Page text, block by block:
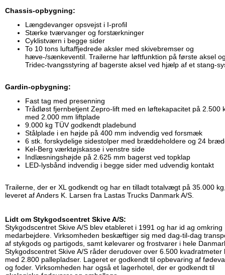
Chassis-opbygning:
Længdevanger opsvejst i I-profil
Stærke tværvanger og forstærkninger
Cyklistværn i begge sider
To 10 tons luftaffjedrede aksler med skivebremser og
hæve-/sænkeventil. Trailerne har løftfunktion på første aksel
Tridec-tvangsstyring af bagerste aksel ved hjælp af et stang-
Gardin-opbygning:
Fast tag med presenning
Trådløst fjernbetjent Zepro-lift med en løftekapacitet på 2.500
med 2.000 mm liftplade
9.000 kg TÜV godkendt pladebund
Stålplade i en højde på 400 mm indvendig ved forsmæk
6 stk. forskydelige sidestolper med bræddeholdere og 24
Kel-Berg værktøjskasse i venstre side
Indlæsningshøjde på 2.625 mm bagerst ved topklap
LED-lysbånd indvendig i begge sider med udvendig kontakt
Trailerne, der er XL godkendt og har en tilladt totalvægt på 35.000
leveret af Anders K. Larsen fra Lastas Trucks Danmark A/S.
Lidt om Stykgodscentret Skive A/S:
Stykgodscentret Skive A/S blev etableret i 1991 og har id ag omkring
medarbejdere. Virksomheden beskæftiger sig med dag-til-dag
af stykgods og partigods, samt kølevarer og frostvarer i hele
Stykgodscentret Skive A/S råder derudover over 6.500 kvadratmeter
med 2.800 pallepladser. Lageret er godkendt til opbevaring af
og foder. Virksomheden har også et lagerhotel, der er godkendt til